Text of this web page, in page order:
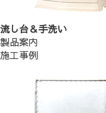
流し台＆手洗い
製品案内
施工事例